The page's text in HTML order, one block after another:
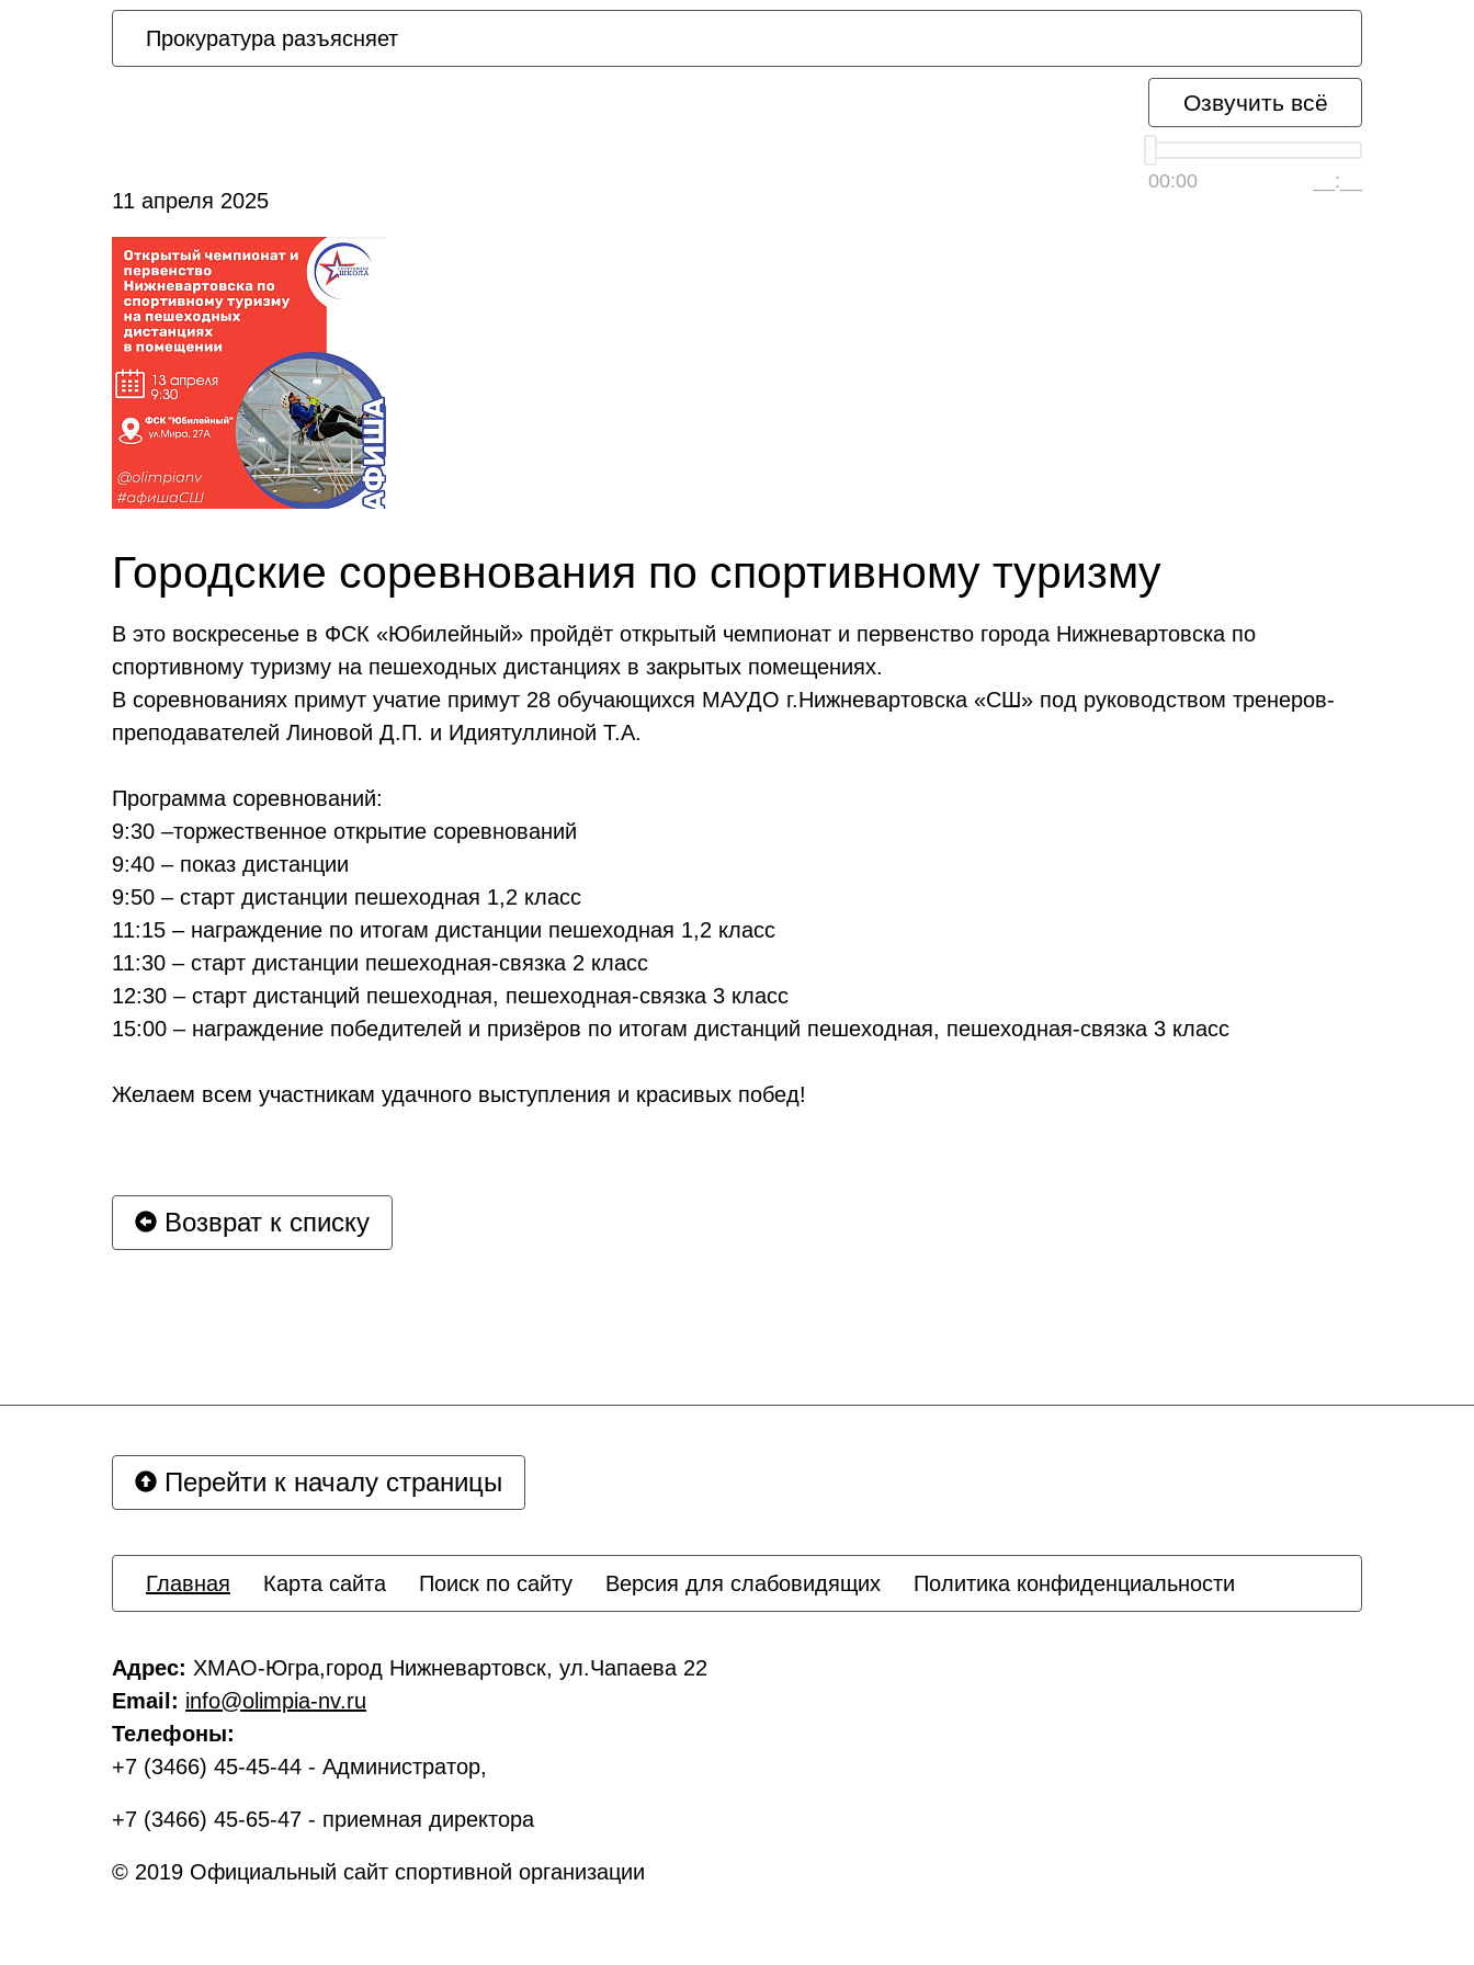
Прокуратура разъясняет
Озвучить всё
00:00 __:__
11 апреля 2025
Городские соревнования по спортивному туризму
В это воскресенье в ФСК «Юбилейный» пройдёт открытый чемпионат и первенство города Нижневартовска по
спортивному туризму на пешеходных дистанциях в закрытых помещениях.
В соревнованиях примут учатие примут 28 обучающихся МАУДО г.Нижневартовска «СШ» под руководством тренеров-
преподавателей Линовой Д.П. и Идиятуллиной Т.А.
Программа соревнований:
9:30 –торжественное открытие соревнований
9:40 – показ дистанции
9:50 – старт дистанции пешеходная 1,2 класс
11:15 – награждение по итогам дистанции пешеходная 1,2 класс
11:30 – старт дистанции пешеходная-связка 2 класс
12:30 – старт дистанций пешеходная, пешеходная-связка 3 класс
15:00 – награждение победителей и призёров по итогам дистанций пешеходная, пешеходная-связка 3 класс
Желаем всем участникам удачного выступления и красивых побед!
Возврат к списку
Перейти к началу страницы
Главная Карта сайта Поиск по сайту Версия для слабовидящих Политика конфиденциальности
Адрес: ХМАО-Югра,город Нижневартовск, ул.Чапаева 22
Email: info@olimpia-nv.ru
Телефоны:
+7 (3466) 45-45-44 - Администратор,
+7 (3466) 45-65-47 - приемная директора
© 2019 Официальный сайт спортивной организации